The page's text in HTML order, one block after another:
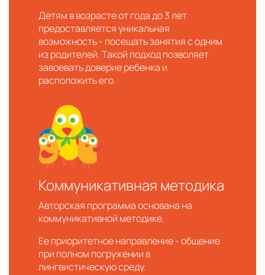
Детям в возрасте от года до 3 лет
предоставляется уникальная
возможность - посещать занятия с одним
из родителей. Такой подход позволяет
завоевать доверие ребенка и
расположить его.
Коммуникативная методика
Авторская программа основана на
коммуникативной методике.
Ее приоритетное направление - общение
при полном погружении в
лингвистическую среду.